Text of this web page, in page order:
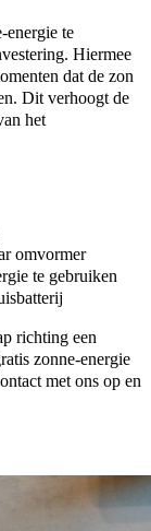
energie te
Hiermee
dat de zon
Dit verhoogt de
het
omvormer
te gebruiken
richting een
zonne-energie
met ons op en